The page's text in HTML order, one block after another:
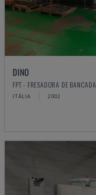
DINO
FPT - FRESADORA DE BANCADA
ITÁLIA 2002